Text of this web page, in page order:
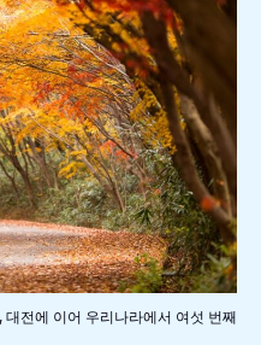
전에 이어 우리나라에서 여섯 번째